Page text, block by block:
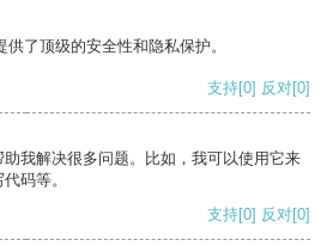
了顶级的安全性和隐私保护。
支持[0] 反对[0]
我解决很多问题。比如，我可以使用它来
码等。
支持[0] 反对[0]